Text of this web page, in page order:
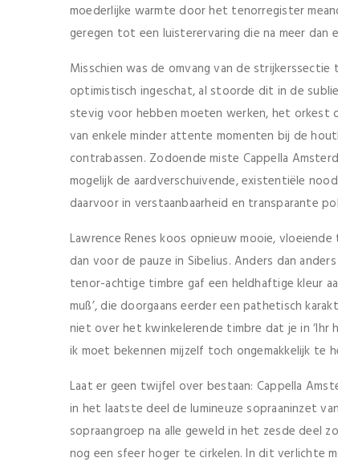
moederlijke warmte door het tenorregister
geregen tot een luisterervaring die na meer
Misschien was de omvang van de
optimistisch ingeschat, al stoorde dit in de
stevig voor hebben moeten werken, het orkest
van enkele minder attente momenten bij de
contrabassen. Zodoende miste Cappella
mogelijk de aardverschuivende, existentiële
daarvoor in verstaanbaarheid en transparante
Lawrence Renes koos opnieuw mooie,
dan voor de pauze in Sibelius. Anders dan
tenor-achtige timbre gaf een heldhaftige kleur
muß’, die doorgaans eerder een pathetisch
niet over het kwinkelerende timbre dat je in
ik moet bekennen mijzelf toch ongemakkelijk te
Laat er geen twijfel over bestaan: Cappella
in het laatste deel de lumineuze sopraaninzet
sopraangroep na alle geweld in het zesde deel
nog een sfeer hoger te cirkelen. In dit verlichte